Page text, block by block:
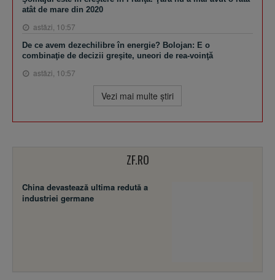
atât de mare din 2020
astăzi, 10:57
De ce avem dezechilibre în energie? Bolojan: E o
combinaţie de decizii greşite, uneori de rea-voinţă
astăzi, 10:57
Vezi mai multe ştiri
ZF.RO
China devastează ultima redută a
industriei germane